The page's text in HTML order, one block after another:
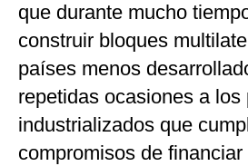
que durante mucho
construir bloques
países menos
repetidas ocasiones a los
industrializados que
compromisos de